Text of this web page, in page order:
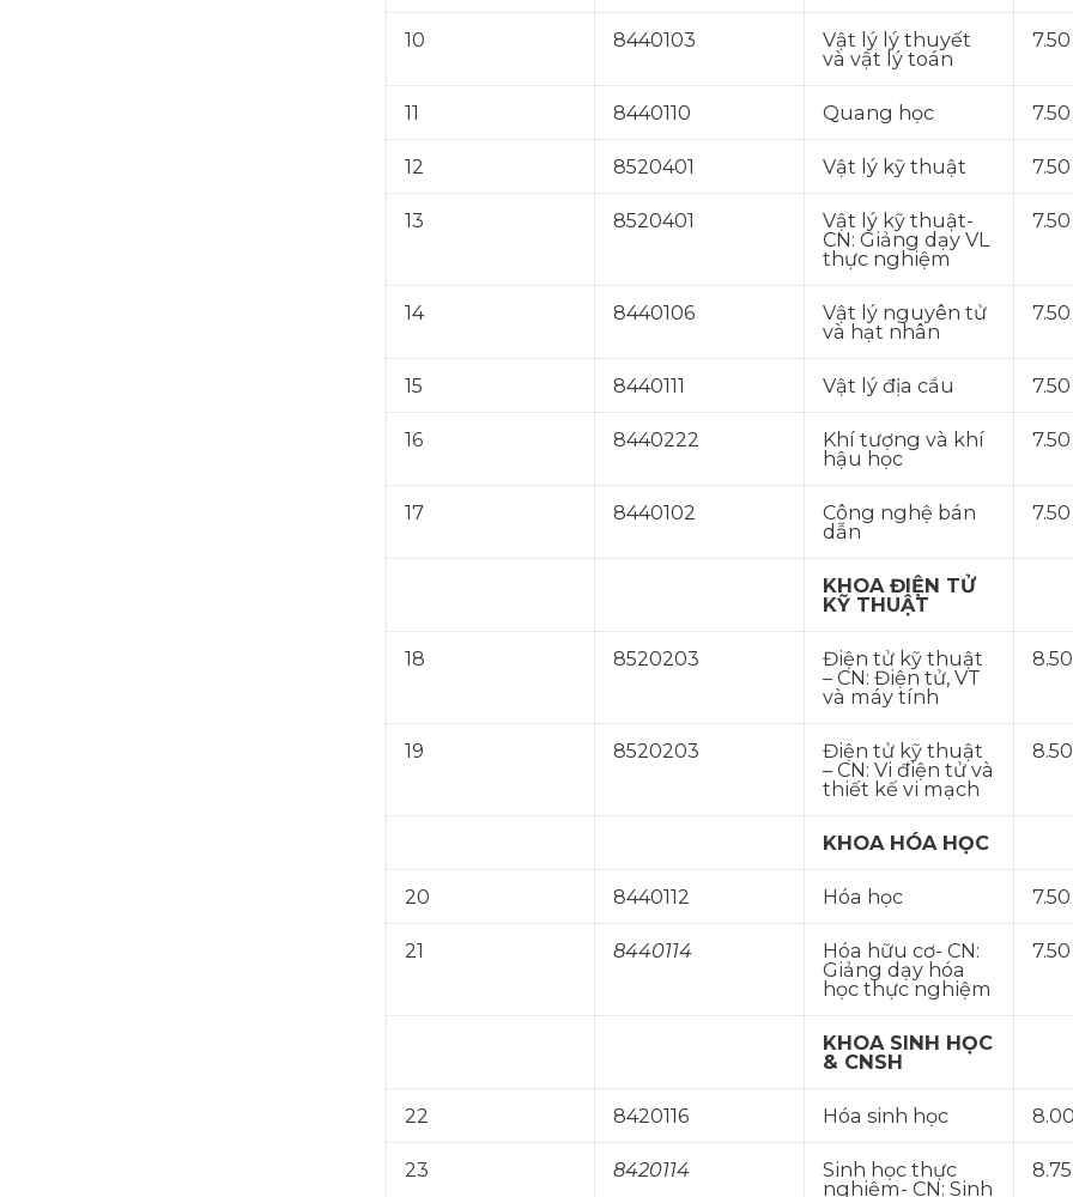
10 8440103
Vật lý lý thuyết
và vật lý toán
7.50
11 8440110 Quang học 7.50
12 8520401 Vật lý kỹ thuật 7.50
13 8520401
Vật lý kỹ thuật-
CN: Giảng dạy VL
thực nghiệm
7.50
14 8440106
Vật lý nguyên tử
và hạt nhân
7.50
15 8440111 Vật lý địa cầu 7.50
16 8440222
Khí tượng và khí
hậu học
7.50
17 8440102
Công nghệ bán
dẫn
7.50
KHOA ĐIỆN TỬ
KỸ THUẬT
18 8520203
Điện tử kỹ thuật
– CN: Điện tử, VT
và máy tính
8.50
19 8520203
Điện tử kỹ thuật
– CN: Vi điện tử và
thiết kế vi mạch
8.50
KHOA HÓA HỌC
20 8440112 Hóa học 7.50
21 8440114
Hóa hữu cơ- CN:
Giảng dạy hóa
học thực nghiệm
7.50
KHOA SINH HỌC
& CNSH
22 8420116 Hóa sinh học
23 8420114
Sinh học thực
nghiệm- CN: Sinh
8.75